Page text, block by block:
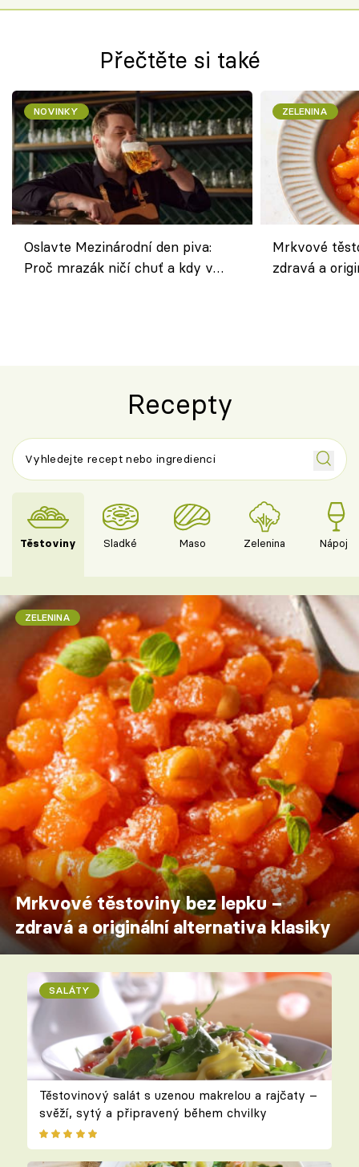
Přečtěte si také
NOVINKY
Oslavte Mezinárodní den piva:
Proč mrazák ničí chuť a kdy v
ZELENINA
Mrkvové
zdravá a
Recepty
Těstoviny Sladké Maso Zelenina Nápoje
ZELENINA
Mrkvové těstoviny bez lepku –
zdravá a originální alternativa klasiky
SALÁTY
Těstovinový salát s uzenou makrelou a rajčaty –
svěží, sytý a připravený během chvilky